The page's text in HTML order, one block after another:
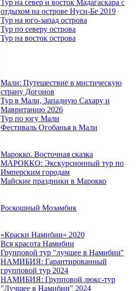
Тур на север и восток Мадагаскара с
отдыхом на острове Нуси-Бе 2019
Тур на юго-запад острова
Тур по северу острова
Тур на восток острова
Мали: Путешествие в мистическую
страну Догонов
Тур в Мали, Западную Сахару и
Мавританию 2026
Тур по югу Мали
Фестиваль Огобанья в Мали
Марокко. Восточная сказка
МАРОККО: Экскурсионный тур по
Имперским городам
Майские праздники в Марокко
Роскошный Мозамбик
«Краски Намибии» 2020
Вся красота Намибии
Групповой тур "лучшее в Намибии"
НАМИБИЯ: Гарантированный
групповой тур 2024
НАМИБИЯ: Групповой люкс-тур
"Лучшее в Намибии" 2024